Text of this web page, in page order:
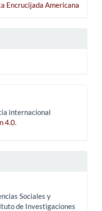
Encrucijada Americana
internacional
4.0.
Sociales y
de Investigaciones